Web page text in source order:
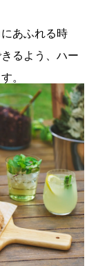
あふれる時
るよう、ハー
。